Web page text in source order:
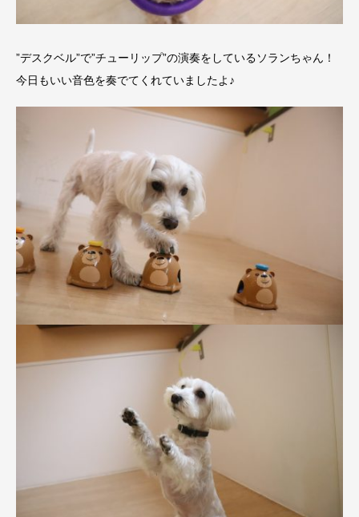
”デスクベル”で”チューリップ”の演奏をしているソランちゃん！
今日もいい音色を奏でてくれていましたよ♪